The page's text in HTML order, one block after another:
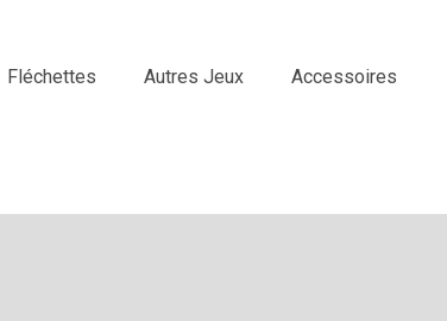
Fléchettes Autres Jeux Accessoires